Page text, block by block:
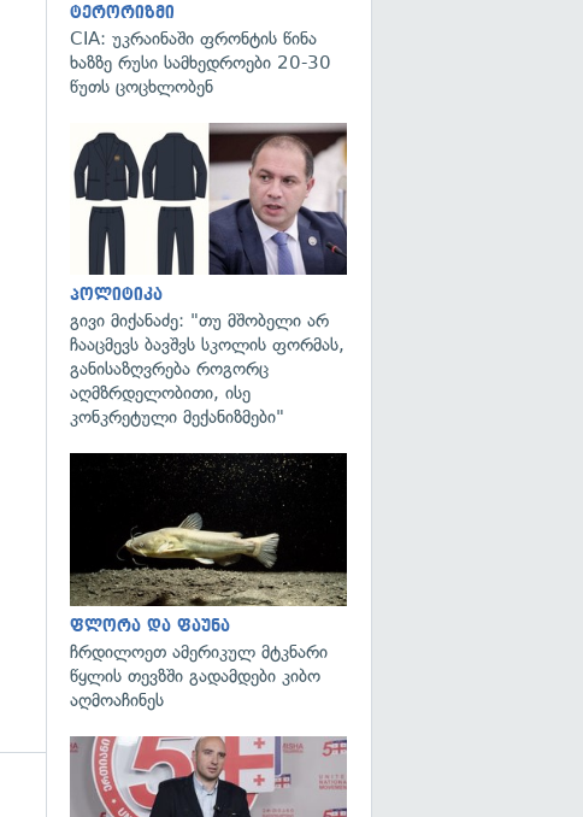
ტერორიზმი
CIA: უკრაინაში ფრონტის წინა
ხაზზე რუსი სამხედროები 20-30
წუთს ცოცხლობენ
პოლიტიკა
გივი მიქანაძე: "თუ მშობელი არ
ჩააცმევს ბავშვს სკოლის ფორმას,
განისაზღვრება როგორც
აღმზრდელობითი, ისე
კონკრეტული მექანიზმები"
ფლორა და ფაუნა
ჩრდილოეთ ამერიკულ მტკნარი
წყლის თევზში გადამდები კიბო
აღმოაჩინეს